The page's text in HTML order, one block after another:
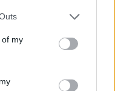
one or more Google
You may click to
its third-party tags to
in below Google
of my
HAJLÉKTALAN
MÁR